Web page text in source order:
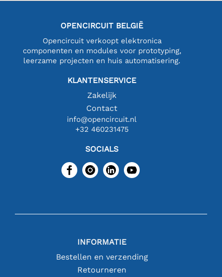
OPENCIRCUIT BELGIË
Opencircuit verkoopt elektronica
componenten en modules voor prototyping,
leerzame projecten en huis automatisering.
KLANTENSERVICE
Zakelijk
Contact
info@opencircuit.nl
+32 460231475
SOCIALS
INFORMATIE
Bestellen en verzending
Retourneren